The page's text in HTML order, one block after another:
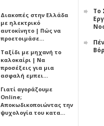
Διακοπές στην Ελλάδα
με ηλεκτρικό
αυτοκίνητο | Πώς να
προετοιμάσε…
Ταξίδι με μηχανή το
καλοκαίρι | Να
προσέξεις για μια
ασφαλή εμπει…
Γιατί αγοράζουμε
Online;
Αποκωδικοποιώντας την
ψυχολογία του κατα…
Το